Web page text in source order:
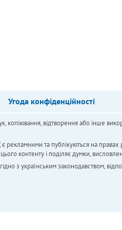
Угода конфіденційності
відтворення або інше
та публікуються на
контенту і поділяє думки,
з українським законодавством,